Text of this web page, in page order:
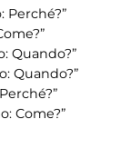
Perché?”
Quando?”
Quando?”
Come?”